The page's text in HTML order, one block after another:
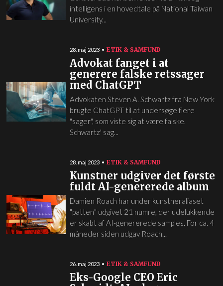
intelligens i en hovedtale på National Taiwan
University...
28. maj 2023 ETIK & SAMFUND
Advokat fanget i at
generere falske retssager
med ChatGPT
Advokaten Steven A. Schwartz fra New York
brugte ChatGPT til at undersøge flere
"sager", som viste sig at være falske.
Schwartz' sag...
28. maj 2023 ETIK & SAMFUND
Kunstner udgiver det første
fuldt AI-genererede album
Damien Roach har under kunstneraliaset
"patten" udgivet 21 numre, der udelukkende
er skabt af AI-genererede samples. For ca. 4
måneder siden udgav Roach...
26. maj 2023 ETIK & SAMFUND
Eks-Google CEO Eric